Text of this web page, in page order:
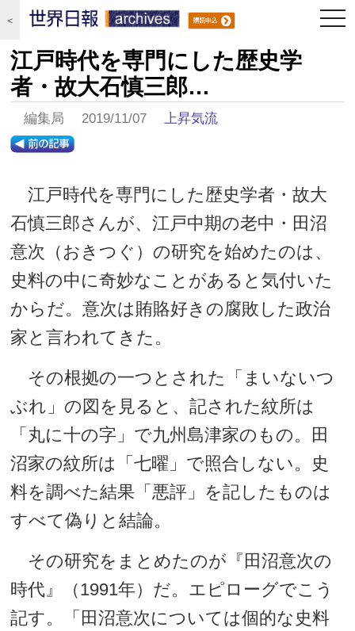
＜
江戸時代を専門にした歴史学
者・故大石慎三郎…
編集局 2019/11/07上昇気流
江戸時代を専門にした歴史学者・故大
石慎三郎さんが、江戸中期の老中・田沼
意次（おきつぐ）の研究を始めたのは、
史料の中に奇妙なことがあると気付いた
からだ。意次は賄賂好きの腐敗した政治
家と言われてきた。
その根拠の一つとされた「まいないつ
ぶれ」の図を見ると、記された紋所は
「丸に十の字」で九州島津家のもの。田
沼家の紋所は「七曜」で照合しない。史
料を調べた結果「悪評」を記したものは
すべて偽りと結論。
その研究をまとめたのが『田沼意次の
時代』（1991年）だ。エピローグでこう
記す。「田沼意次については個的な史料